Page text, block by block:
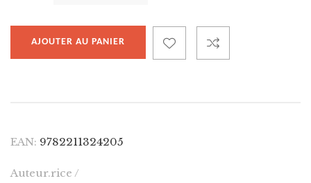
AJOUTER AU PANIER
EAN: 9782211324205
Auteur.rice /